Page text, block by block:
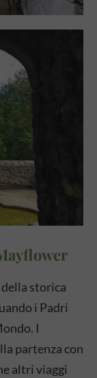
storica
i Padri
I
partenza con
altri viaggi